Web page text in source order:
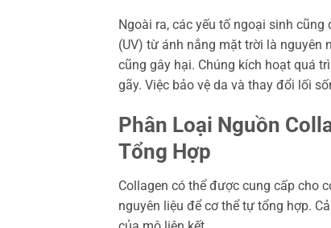
Ngoài ra, các yếu tố ngoại sinh
(UV) từ ánh nắng mặt trời là nguyên
cũng gây hại. Chúng kích hoạt quá
gãy. Việc bảo vệ da và thay đổi lối
Phân Loại Nguồn
Tổng Hợp
Collagen có thể được cung cấp cho
nguyên liệu để cơ thể tự tổng hợp.